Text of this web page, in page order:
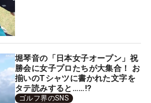
堀琴音の「日本女子オープン」祝
勝会に女子プロたちが大集合！ お
揃いのTシャツに書かれた文字を
タテ読みすると……!?
ゴルフ界のSNS